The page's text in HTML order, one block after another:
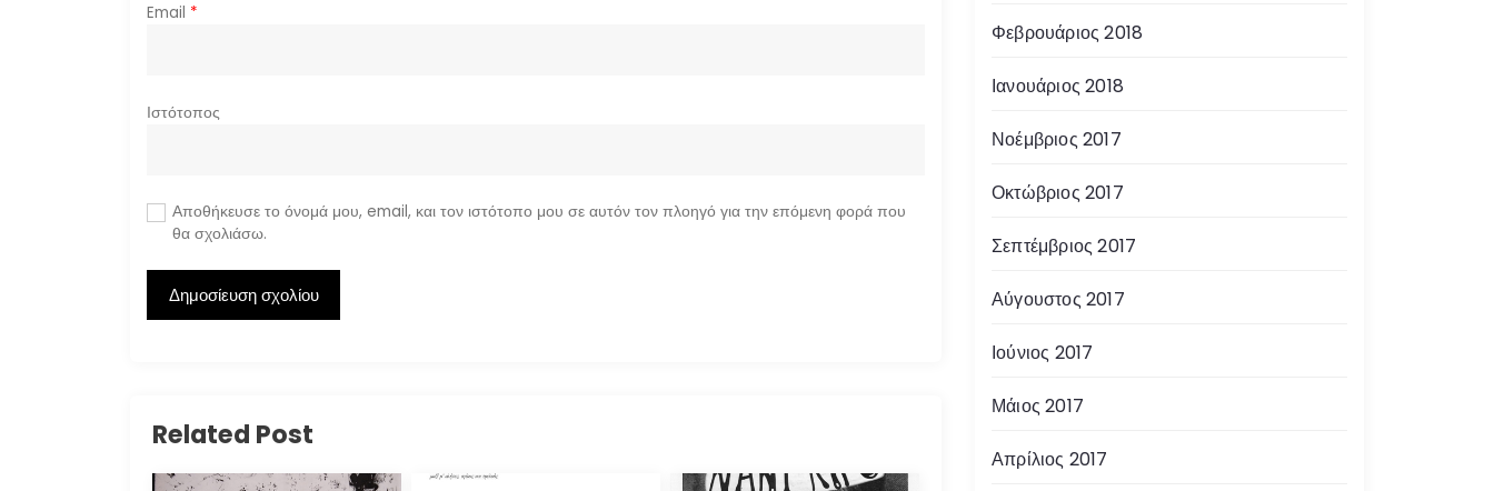
Email *
Ιστότοπος
Αποθήκευσε το όνομά μου, email, και τον ιστότοπο μου σε αυτόν τον πλοηγό για την επόμενη φορά που
θα σχολιάσω.
Related Post
Φεβρουάριος 2018
Ιανουάριος 2018
Νοέμβριος 2017
Οκτώβριος 2017
Σεπτέμβριος 2017
Αύγουστος 2017
Ιούνιος 2017
Μάιος 2017
Απρίλιος 2017